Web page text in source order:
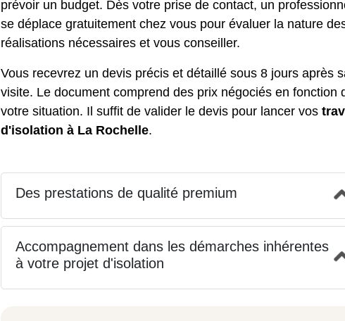
prévoir un budget. Dès votre prise de contact, un
se déplace gratuitement chez vous pour évaluer la nature
réalisations nécessaires et vous conseiller.
Vous recevrez un devis précis et détaillé sous 8 jours après
visite. Le document comprend des prix négociés en fonction
votre situation. Il suffit de valider le devis pour lancer vos
d'isolation à La Rochelle.
Des prestations de qualité premium
Accompagnement dans les démarches inhérentes
à votre projet d'isolation